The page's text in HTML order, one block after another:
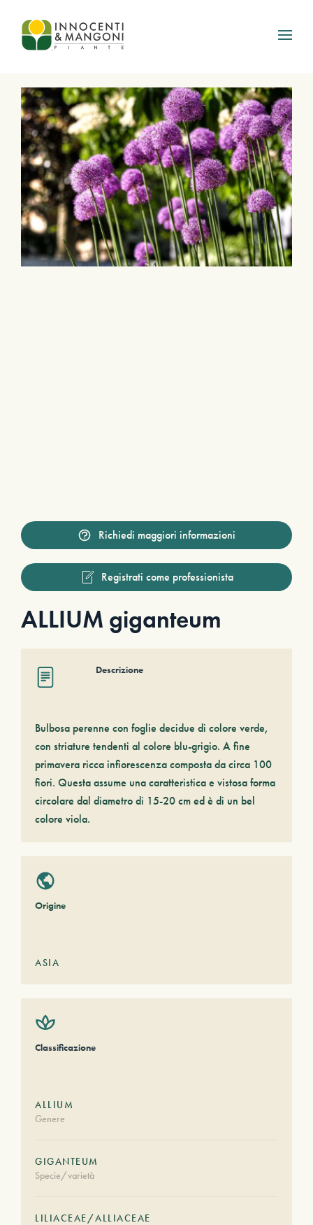
Skip to main content
Richiedi maggiori informazioni
Registrati come professionista
ALLIUM giganteum
Descrizione
Bulbosa perenne con foglie decidue di colore verde,
con striature tendenti al colore blu-grigio. A fine
primavera ricca infiorescenza composta da circa 100
fiori. Questa assume una caratteristica e vistosa forma
circolare dal diametro di 15-20 cm ed è di un bel
colore viola.
Origine
ASIA
Classificazione
ALLIUM
Genere
GIGANTEUM
Specie/varietà
LILIACEAE/ALLIACEAE